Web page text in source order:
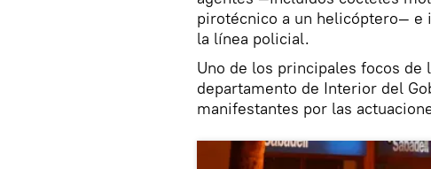
pirotécnico a un helicóptero— e
la línea policial.
Uno de los principales focos
departamento de Interior del
manifestantes por las